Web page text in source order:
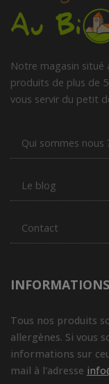
Notre magasin situé
produits de plus de
vous servir du petit
Qui sommes nous
Le blog
Contact
Tous nos produits
allergènes. Si vous
informations sur
mail à l'adresse